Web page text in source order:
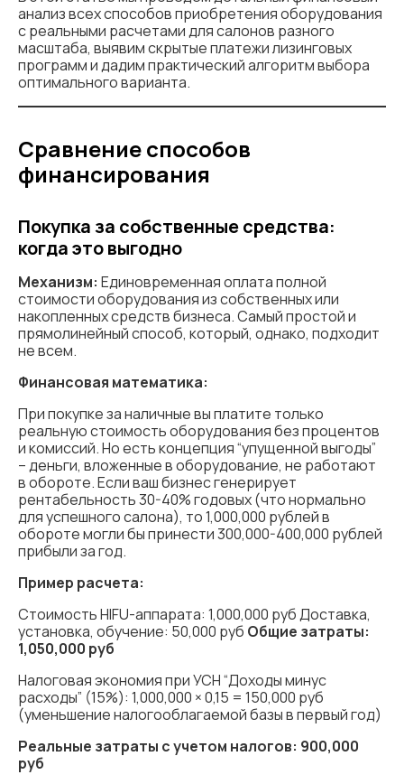
анализ всех способов приобретения оборудования
с реальными расчетами для салонов разного
масштаба, выявим скрытые платежи лизинговых
программ и дадим практический алгоритм выбора
оптимального варианта.
Cравнение способов
финансирования
Покупка за собственные средства:
когда это выгодно
Механизм: Единовременная оплата полной
стоимости оборудования из собственных или
накопленных средств бизнеса. Самый простой и
прямолинейный способ, который, однако, подходит
не всем.
Финансовая математика:
При покупке за наличные вы платите только
реальную стоимость оборудования без процентов
и комиссий. Но есть концепция “упущенной выгоды”
– деньги, вложенные в оборудование, не работают
в обороте. Если ваш бизнес генерирует
рентабельность 30-40% годовых (что нормально
для успешного салона), то 1,000,000 рублей в
обороте могли бы принести 300,000-400,000 рублей
прибыли за год.
Пример расчета:
Стоимость HIFU-аппарата: 1,000,000 руб Доставка,
установка, обучение: 50,000 руб Общие затраты:
1,050,000 руб
Налоговая экономия при УСН “Доходы минус
расходы” (15%): 1,000,000 × 0,15 = 150,000 руб
(уменьшение налогооблагаемой базы в первый год)
Реальные затраты с учетом налогов: 900,000
руб